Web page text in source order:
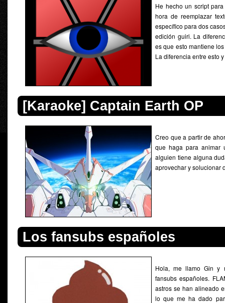
He hecho un script
hora de reemplazar
específico para dos
edición guiri. La
es que esto mantiene
La diferencia entre esto
[Karaoke] Captain Earth OP
Creo que a partir de
que haga para animar
alguien tiene alguna
aprovechar y solucionar
Los fansubs españoles
Hola, me llamo Gin y
fansubs españoles.
astros se han alineado
lo que me ha dado